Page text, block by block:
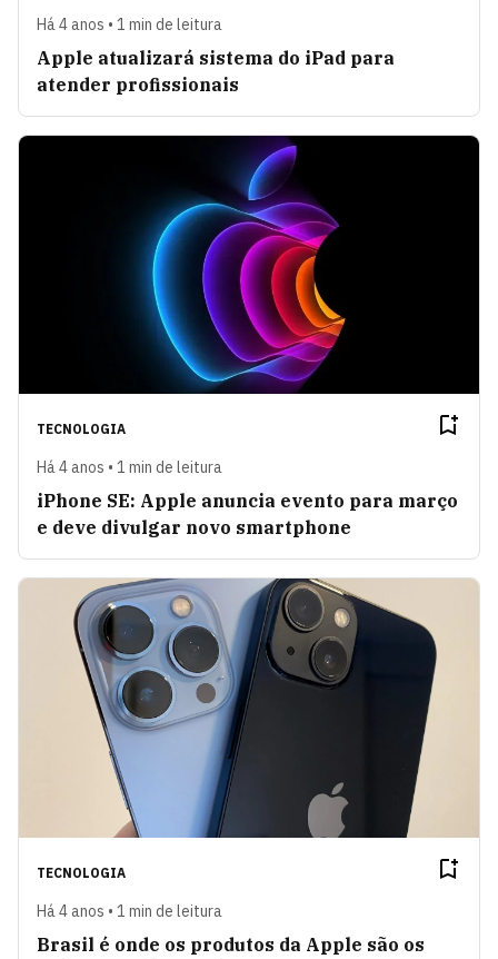
Há 4 anos • 1 min de leitura
Apple atualizará sistema do iPad para
atender profissionais
TECNOLOGIA
Há 4 anos • 1 min de leitura
iPhone SE: Apple anuncia evento para março
e deve divulgar novo smartphone
TECNOLOGIA
Há 4 anos • 1 min de leitura
Brasil é onde os produtos da Apple são os